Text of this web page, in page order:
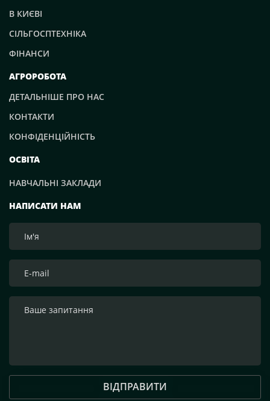
НАПИСАТИ НАМ
ВІДПРАВИТИ
В КИЄВІ
СІЛЬГОСПТЕХНІКА
ФІНАНСИ
АГРОРОБОТА
ДЕТАЛЬНІШЕ ПРО НАС
КОНТАКТИ
КОНФІДЕНЦІЙНІСТЬ
ОСВІТА
НАВЧАЛЬНІ ЗАКЛАДИ